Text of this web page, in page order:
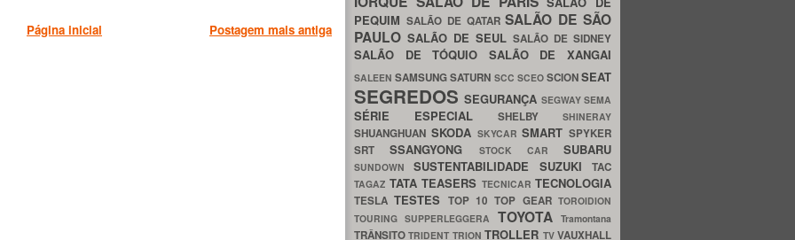
Postagem mais antiga
Página inicial
PEQUIM SALÃO DE QATARSALÃO DE SÃO
PAULO SALÃO DE SEUL SALÃO DE SIDNEY
SALÃO DE TÓQUIO SALÃO DE XANGAI
SALEENSAMSUNGSATURN SCC SCEO SCIONSEAT
SEGREDOSSEGURANÇA SEGWAYSEMA
SÉRIE ESPECIAL SHELBY SHINERAY
SHUANGHUAN SKODA SKYCARSMART SPYKER
SRTSSANGYONG STOCK CAR SUBARU
SUNDOWNSUSTENTABILIDADE SUZUKITAC
TAGAZ TATA TEASERS TECNICAR TECNOLOGIA
TESLATESTES TOP 10TOP GEARTOROIDION
TOURING SUPPERLEGGERA TOYOTATramontana
TRÂNSITOTRIDENT TRIONTROLLER TVVAUXHALL